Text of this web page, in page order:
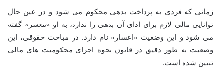
زمانی که فردی به پرداخت بدهی محکوم می شود و در عین حال
توانایی مالی لازم برای ادای آن بدهی را ندارد، به او «معسر» گفته
می شود و این وضعیت «اعسار» نام دارد. در مباحث حقوقی، این
وضعیت به طور دقیق در قانون نحوه اجرای محکومیت های مالی
تبیین شده است.